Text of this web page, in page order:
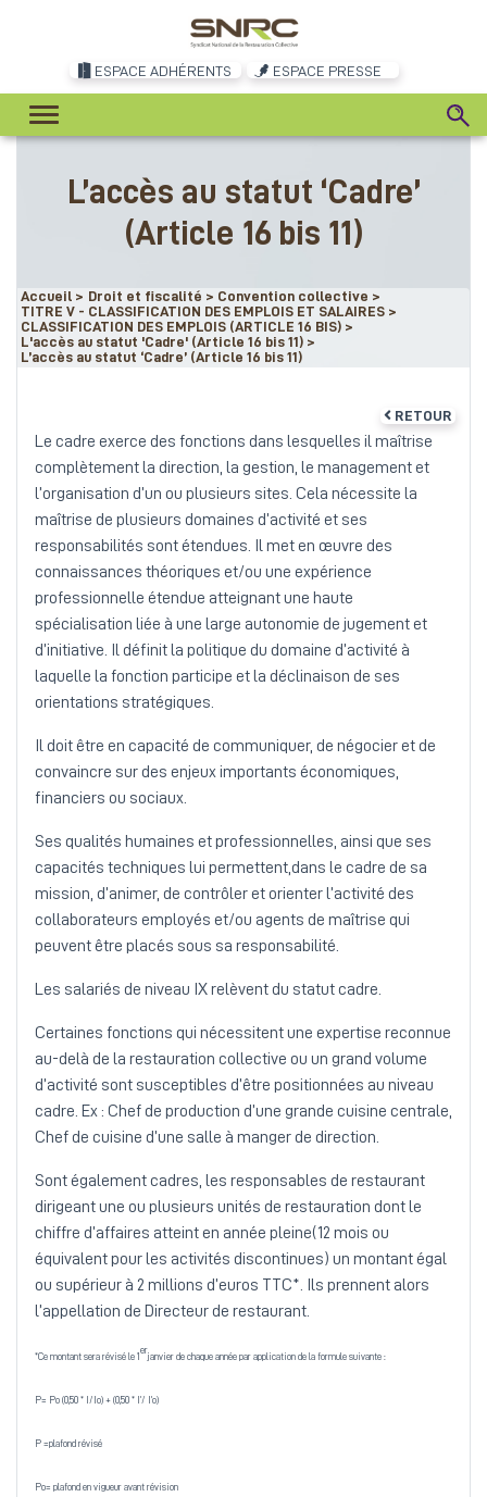
ESPACE ADHÉRENTS ESPACE PRESSE
L’accès au statut ‘Cadre’
(Article 16 bis 11)
Accueil > Droit et fiscalité > Convention collective >
TITRE V - CLASSIFICATION DES EMPLOIS ET SALAIRES >
CLASSIFICATION DES EMPLOIS (ARTICLE 16 BIS) >
L'accès au statut 'Cadre' (Article 16 bis 11) >
L’accès au statut ‘Cadre’ (Article 16 bis 11)
RETOUR
Le cadre exerce des fonctions dans lesquelles il maîtrise
complètement la direction, la gestion, le management et
l’organisation d’un ou plusieurs sites. Cela nécessite la
maîtrise de plusieurs domaines d’activité et ses
responsabilités sont étendues. Il met en œuvre des
connaissances théoriques et/ou une expérience
professionnelle étendue atteignant une haute
spécialisation liée à une large autonomie de jugement et
d’initiative. Il définit la politique du domaine d’activité à
laquelle la fonction participe et la déclinaison de ses
orientations stratégiques.
Il doit être en capacité de communiquer, de négocier et de
convaincre sur des enjeux importants économiques,
financiers ou sociaux.
Ses qualités humaines et professionnelles, ainsi que ses
capacités techniques lui permettent,dans le cadre de sa
mission, d’animer, de contrôler et orienter l’activité des
collaborateurs employés et/ou agents de maîtrise qui
peuvent être placés sous sa responsabilité.
Les salariés de niveau IX relèvent du statut cadre.
Certaines fonctions qui nécessitent une expertise reconnue
au-delà de la restauration collective ou un grand volume
d’activité sont susceptibles d’être positionnées au niveau
cadre. Ex : Chef de production d’une grande cuisine centrale,
Chef de cuisine d’une salle à manger de direction.
Sont également cadres, les responsables de restaurant
dirigeant une ou plusieurs unités de restauration dont le
chiffre d’affaires atteint en année pleine(12 mois ou
équivalent pour les activités discontinues) un montant égal
ou supérieur à 2 millions d’euros TTC*. Ils prennent alors
l’appellation de Directeur de restaurant.
*Ce montant sera révisé le 1
er
janvier de chaque année par application de la formule suivante :
P= Po (0,50 * I/Io) + (0,50 * I’/ I’o)
P =plafond révisé
Po= plafond en vigueur avant révision